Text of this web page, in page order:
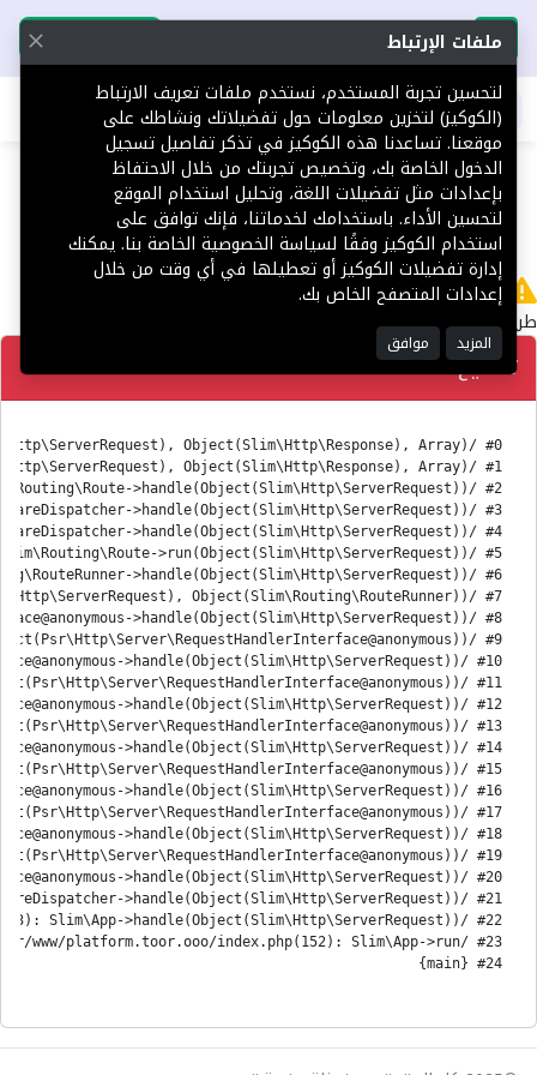
تحميل التطبيق تحميل التطبيق
اطلب عقارك
404 لا يوجد
طريق 'en/Platform' غير معثور عليه.
تصحيح
#24 {main}
ملفات الإرتباط
لتحسين تجربة المستخدم، نستخدم ملفات تعريف الارتباط
(الكوكيز) لتخزين معلومات حول تفضيلاتك ونشاطك على
موقعنا. تساعدنا هذه الكوكيز في تذكر تفاصيل تسجيل
الدخول الخاصة بك، وتخصيص تجربتك من خلال الاحتفاظ
بإعدادات مثل تفضيلات اللغة، وتحليل استخدام الموقع
لتحسين الأداء. باستخدامك لخدماتنا، فإنك توافق على
استخدام الكوكيز وفقًا لسياسة الخصوصية الخاصة بنا. يمكنك
إدارة تفضيلات الكوكيز أو تعطيلها في أي وقت من خلال
إعدادات المتصفح الخاص بك.
المزيد موافق